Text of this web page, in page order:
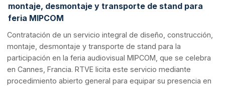
montaje, desmontaje y transporte de stand para
feria MIPCOM
Contratación de un servicio integral de diseño, construcción,
montaje, desmontaje y transporte de stand para la
participación en la feria audiovisual MIPCOM, que se celebra
en Cannes, Francia. RTVE licita este servicio mediante
procedimiento abierto general para equipar su presencia en